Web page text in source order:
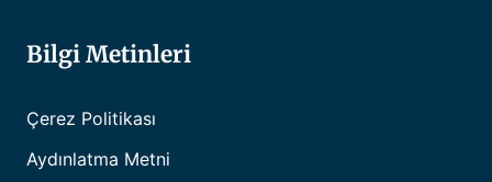
Bilgi Metinleri
Çerez Politikası
Aydınlatma Metni